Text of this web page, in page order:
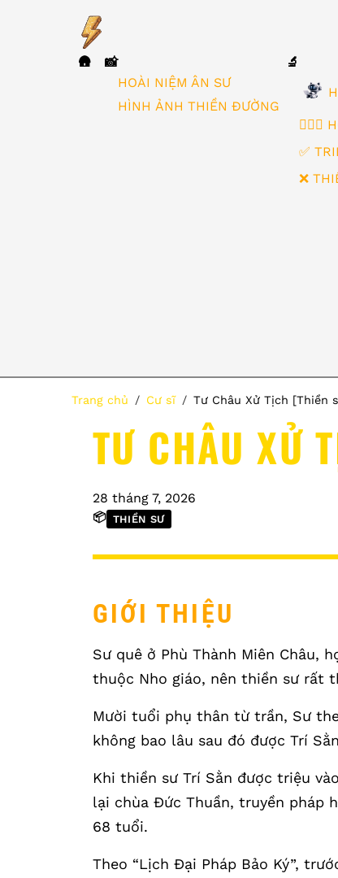
🛖
📸
HOÀI NIỆM ÂN SƯ
HÌNH ẢNH THIỀN ĐƯỜNG
🔬
🙋🏻‍♂️
✅
❌
Trang chủ Cư sĩ Tư Châu Xử Tịch [Thiền
TƯ CHÂU XỬ
28 tháng 7, 2026
📦 THIỀN SƯ
GIỚI THIỆU
Sư quê ở Phù Thành Miên Châu,
thuộc Nho giáo, nên thiền sư rất
Mười tuổi phụ thân từ trần, Sư
không bao lâu sau đó được Trí
Khi thiền sư Trí Sằn được triệu
lại chùa Đức Thuần, truyền pháp
68 tuổi.
Theo “Lịch Đại Pháp Bảo Ký”,